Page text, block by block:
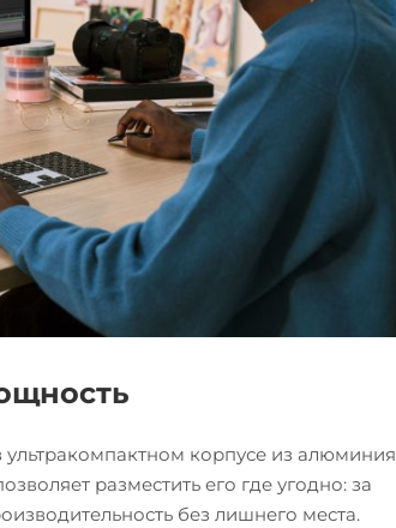
корпусе из
разместить его где угодно: за
без лишнего места.